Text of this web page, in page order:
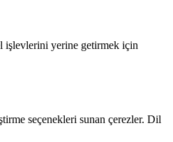
işlevlerini yerine getirmek için
seçenekleri sunan çerezler. Dil